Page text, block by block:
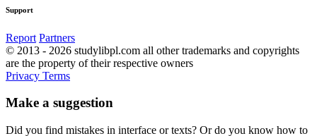
Support
Report Partners
© 2013 - 2026 studylibpl.com all other trademarks and copyrights
are the property of their respective owners
Privacy Terms
Make a suggestion
Did you find mistakes in interface or texts? Or do you know how to